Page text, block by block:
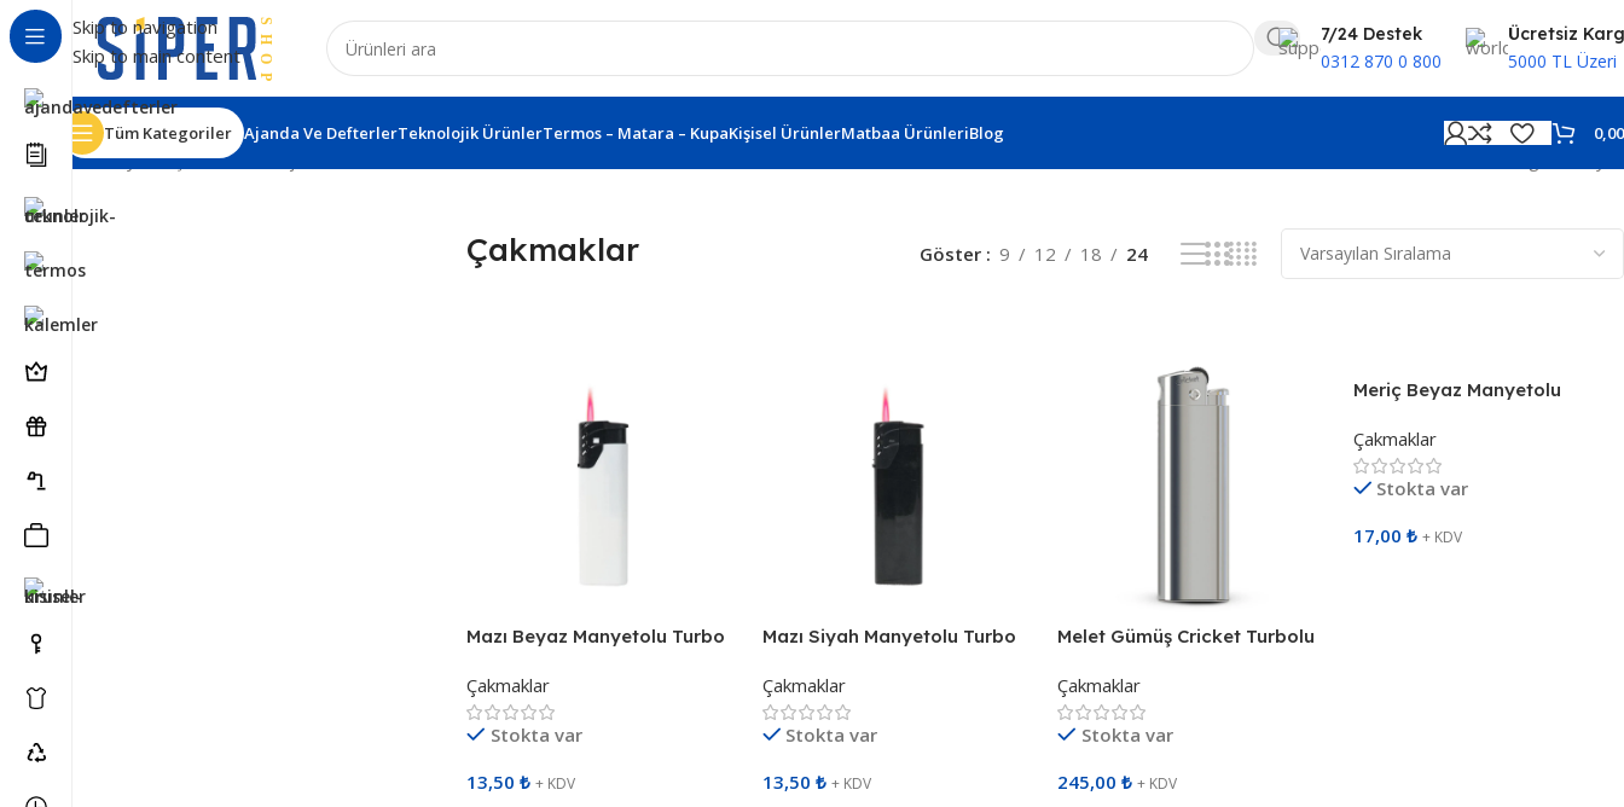
Skip to navigation
Skip to main content
7/24 Destek
0312 870 0 800
Ücretsiz
5000 TL Üzeri
Tüm Kategoriler Ajanda Ve DefterlerTeknolojik ÜrünlerTermos – Matara – KupaKişisel ÜrünlerMatbaa ÜrünleriBlog
Ana Sayfa Kişisel Ürünler
Çakmaklar Göster 9 12 18 24
Mazı Beyaz Manyetolu Turbo
Çakmaklar
Stokta var
13,50 ₺ + KDV
Mazı Siyah Manyetolu Turbo
Çakmaklar
Stokta var
13,50 ₺ + KDV
Melet Gümüş Cricket Turbolu
Çakmaklar
Stokta var
245,00 ₺ + KDV
Meriç Beyaz Manyetolu
Çakmaklar
Stokta var
17,00 ₺ + KDV